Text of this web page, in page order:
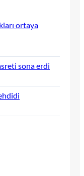
ortaya
sona erdi